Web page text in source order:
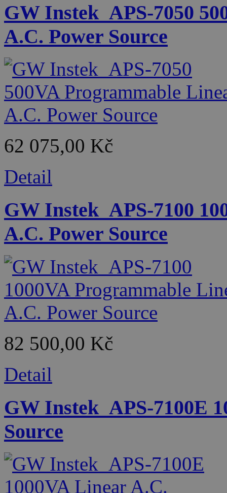
GW Instek_APS-7050
A.C. Power Source
62 075,00 Kč
Detail
GW Instek_APS-7100
A.C. Power Source
82 500,00 Kč
Detail
GW Instek_APS-7100E
Source